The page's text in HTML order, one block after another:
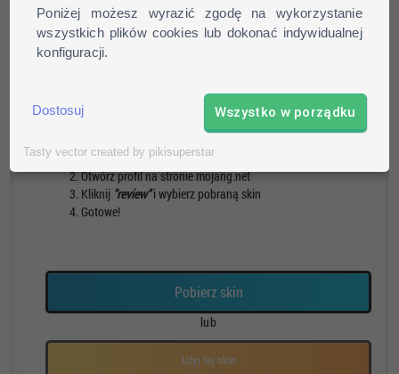
Poniżej możesz wyrazić zgodę na wykorzystanie
wszystkich plików cookies lub dokonać indywidualnej
konfiguracji.
Dostosuj Wszystko w porządku
Tasty vector created by pikisuperstar
Jak zainstalować skin?
Pobierz skin
Otwórz profil na stronie mojang.net
Kliknij "review"i wybierz pobraną skin
Gotowe!
Pobierz skin
lub
Użyj tej skin